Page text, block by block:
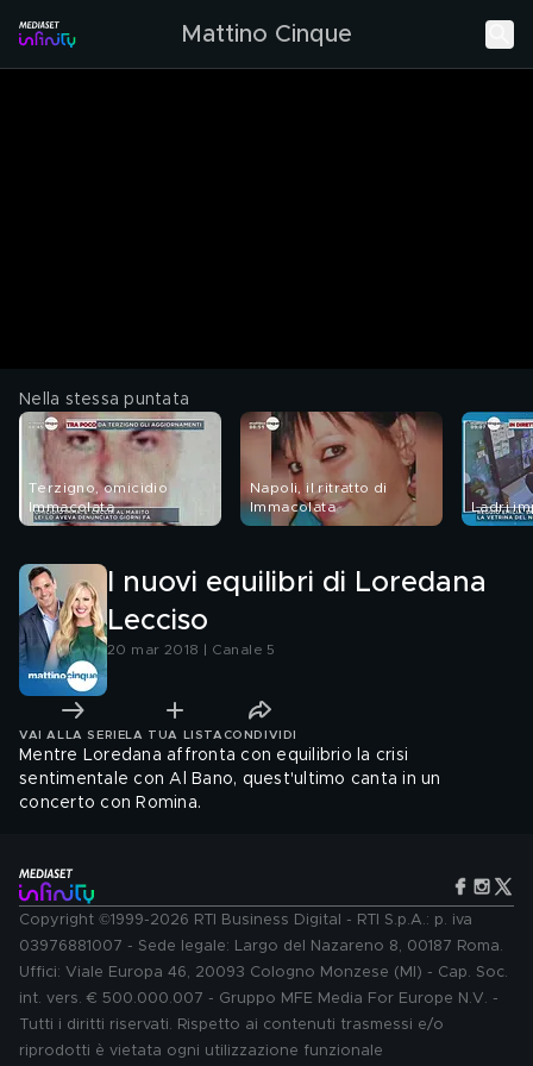
Mattino Cinque
Nella stessa puntata
Terzigno, omicidio
Immacolata
Napoli, il ritratto di
Immacolata
Ladri
I nuovi equilibri di Loredana
Lecciso
20 mar 2018 | Canale 5
VAI ALLA SERIE LA TUA LISTA CONDIVIDI
Mentre Loredana affronta con equilibrio la crisi
sentimentale con Al Bano, quest'ultimo canta in un
concerto con Romina.
Copyright ©1999-2026 RTI Business Digital - RTI S.p.A.: p. iva
03976881007 - Sede legale: Largo del Nazareno 8, 00187 Roma.
Uffici: Viale Europa 46, 20093 Cologno Monzese (MI) - Cap. Soc.
int. vers. € 500.000.007 - Gruppo MFE Media For Europe N.V. -
Tutti i diritti riservati. Rispetto ai contenuti trasmessi e/o
riprodotti è vietata ogni utilizzazione funzionale